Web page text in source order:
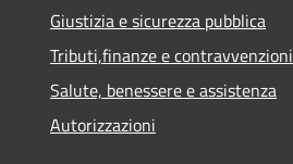
Giustizia e sicurezza pubblica
Tributi,finanze e contravvenzioni
Salute, benessere e assistenza
Autorizzazioni